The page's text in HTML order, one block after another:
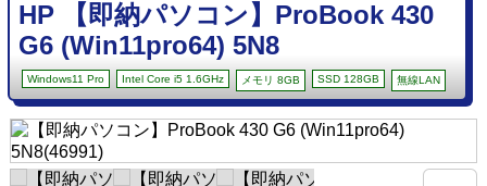
HP 【即納パソコン】ProBook 430
G6 (Win11pro64) 5N8
Windows11 Pro Intel Core i5 1.6GHz メモリ 8GB SSD 128GB 無線LAN